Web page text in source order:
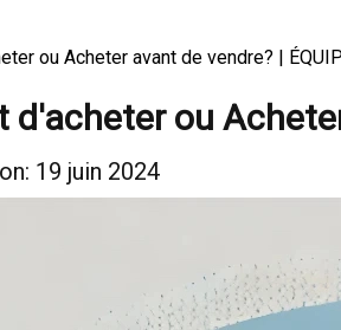
ou Acheter avant de vendre? |
d'acheter ou
19 juin 2024